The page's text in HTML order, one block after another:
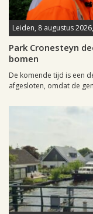
Leiden, 8 augustus
Park Cronesteyn
bomen
De komende tijd is een
afgesloten, omdat de